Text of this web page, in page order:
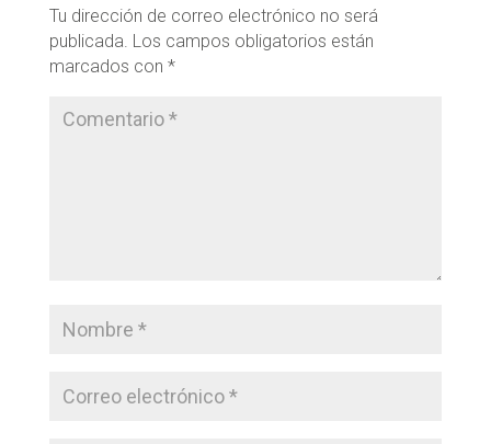
Tu dirección de correo electrónico no será
publicada. Los campos obligatorios están
marcados con *